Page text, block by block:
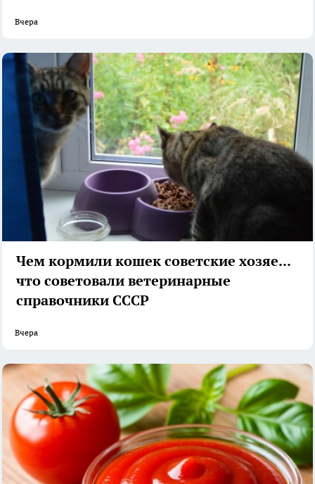
Вчера
Чем кормили кошек советские хозяева:
что советовали ветеринарные
справочники СССР
Вчера